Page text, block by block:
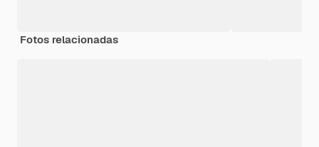
Fotos relacionadas